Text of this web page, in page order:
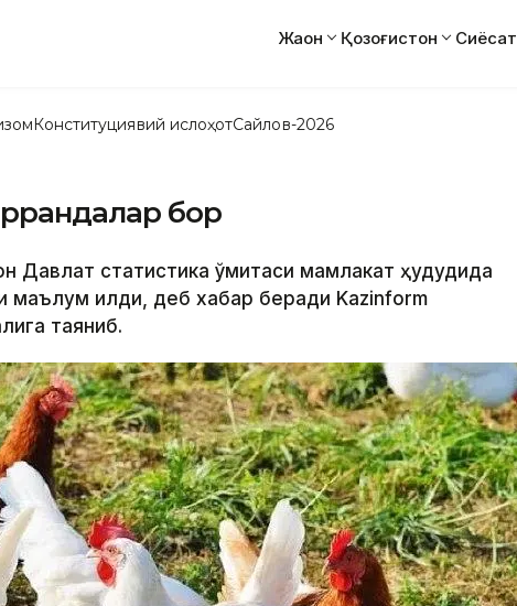
Жаҳон Қозоғистон Сиёсат
Конституциявий ислоҳотСайлов-2026
бор
Давлат статистика қўмитаси мамлакат ҳудудида
маълум қилди, деб хабар беради Kazinform
таяниб.